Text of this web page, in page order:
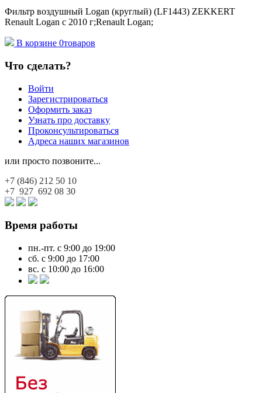
Фильтр воздушный Logan (круглый) (LF1443) ZEKKERT
Renault Logan c 2010 г;Renault Logan;
В корзине 0товаров
Что сделать?
Войти
Зарегистрироваться
Оформить заказ
Узнать про доставку
Проконсультироваться
Адреса наших магазинов
или просто позвоните...
+7 (846) 212 50 10
+7 927 692 08 30
Время работы
пн.-пт. с 9:00 до 19:00
сб. с 9:00 до 17:00
вс. с 10:00 до 16:00